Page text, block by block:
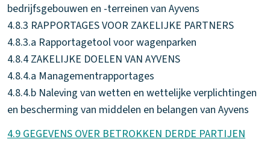
bedrijfsgebouwen en -terreinen van Ayvens
4.8.3 RAPPORTAGES VOOR ZAKELIJKE PARTNERS
4.8.3.a Rapportagetool voor wagenparken
4.8.4 ZAKELIJKE DOELEN VAN AYVENS
4.8.4.a Managementrapportages
4.8.4.b Naleving van wetten en wettelijke verplichtingen
en bescherming van middelen en belangen van Ayvens
4.9 GEGEVENS OVER BETROKKEN DERDE PARTIJEN